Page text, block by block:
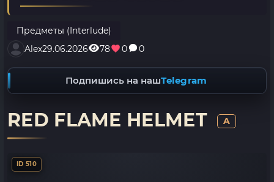
Предметы (Interlude)
Alex29.06.2026 78 0 0
Подпишись на нашTelegram
RED FLAME HELMET A
ID 510